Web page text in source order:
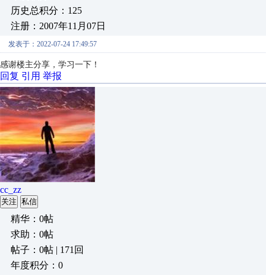
历史总积分：125
注册：2007年11月07日
发表于：2022-07-24 17:49:57
感谢楼主分享，学习一下！
回复 引用 举报
cc_zz
关注 私信
精华：0帖
求助：0帖
帖子：0帖 | 171回
年度积分：0